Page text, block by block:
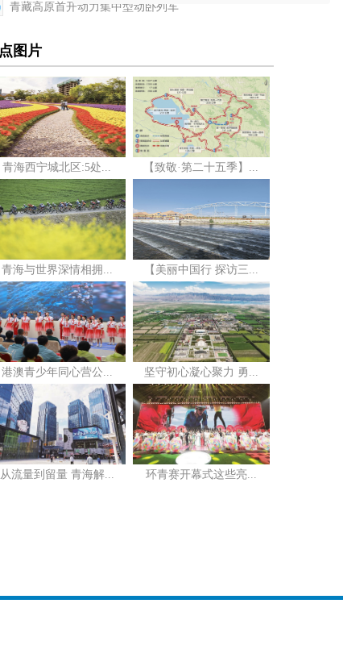
青藏高原首开动力集中型动卧列车
图片
青海西宁城北区:5处... 【致敬·第二十五季】...
青海与世界深情相拥... 【美丽中国行 探访三...
港澳青少年同心营公... 坚守初心凝心聚力 勇...
从流量到留量 青海解... 环青赛开幕式这些亮...